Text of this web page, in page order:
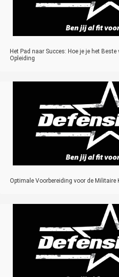
Het Pad naar Succes: Hoe je je het
Opleiding
Optimale Voorbereiding voor de Militaire